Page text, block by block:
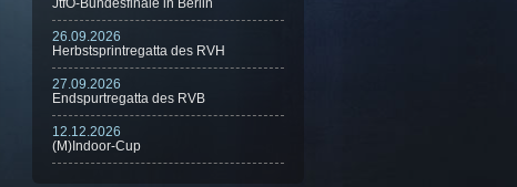
JtfO-Bundesfinale in Berlin
26.09.2026
Herbstsprintregatta des RVH
27.09.2026
Endspurtregatta des RVB
12.12.2026
(M)Indoor-Cup